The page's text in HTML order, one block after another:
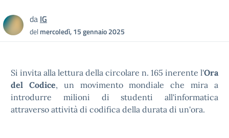
da IG
delmercoledì, 15 gennaio 2025
Si invita alla lettura della circolare n. 165 inerente l'Ora
del Codice, un movimento mondiale che mira a
introdurre milioni di studenti all'informatica
attraverso attività di codifica della durata di un'ora.